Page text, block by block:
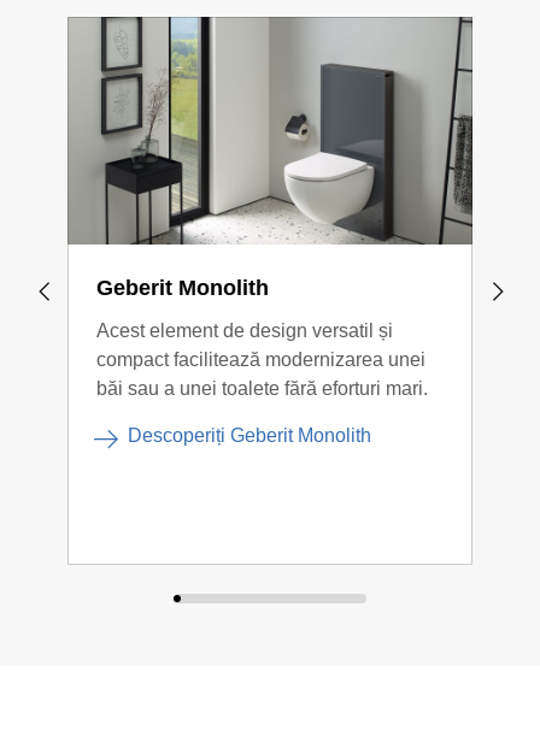
Geberit Monolith
Acest element de design versatil și
compact facilitează modernizarea unei
băi sau a unei toalete fără eforturi mari.
Descoperiți Geberit Monolith